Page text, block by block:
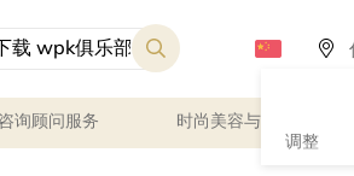
调整
询顾问服务 时尚美容与健康